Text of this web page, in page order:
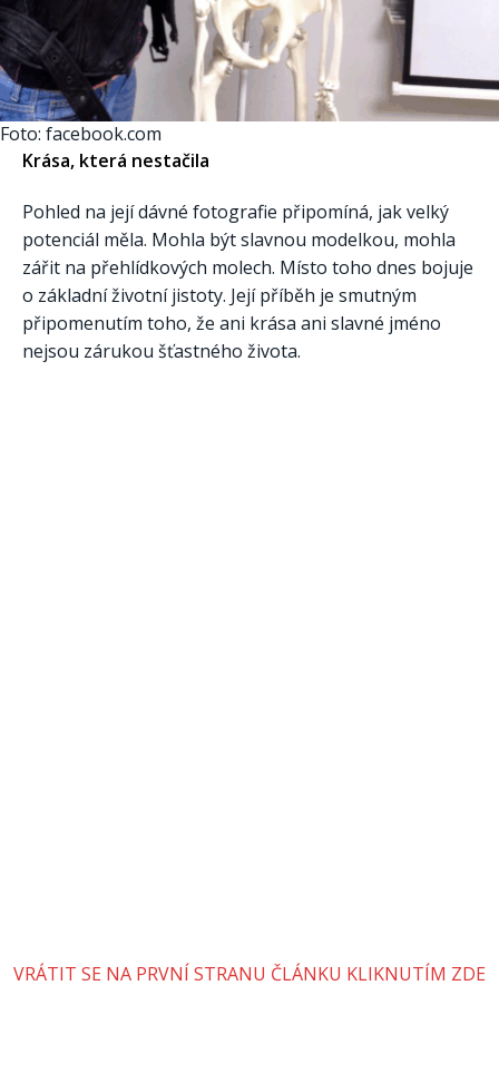
Foto: facebook.com
Krása, která nestačila
Pohled na její dávné fotografie připomíná, jak velký
potenciál měla. Mohla být slavnou modelkou, mohla
zářit na přehlídkových molech. Místo toho dnes bojuje
o základní životní jistoty. Její příběh je smutným
připomenutím toho, že ani krása ani slavné jméno
nejsou zárukou šťastného života.
VRÁTIT SE NA PRVNÍ STRANU ČLÁNKU KLIKNUTÍM ZDE